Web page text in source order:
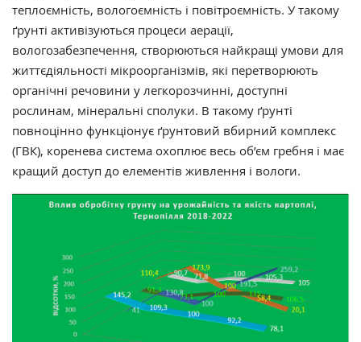
теплоємність, вологоємність і повітроємність. У такому
ґрунті активізуються процеси аерації,
вологозабезпечення, створюються найкращі умови для
життєдіяльності мікроорганізмів, які перетворюють
органічні речовини у легкорозчинні, доступні
рослинам, мінеральні сполуки. В такому ґрунті
повноцінно функціонує ґрунтовий вбирний комплекс
(ГВК), коренева система охоплює весь об’єм гребня і має
кращий доступ до елементів живлення і вологи.